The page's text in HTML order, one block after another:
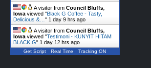
A visitor from Council Bluffs,
Iowa viewed "Black G Coffee - Tasty,
Delicious &… " 1 day 9 hrs ago
A visitor from Council Bluffs,
Iowa viewed "Testimoni - KUNYIT HITAM
BLACK G" 1 day 12 hrs ago
Get Script Real Time Tracking ON